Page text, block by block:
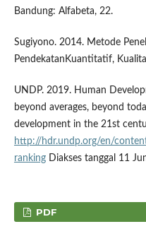
Bandung: Alfabeta, 22.
Sugiyono. 2014. Metode
PendekatanKuantitatif,
UNDP. 2019. Human
beyond averages, beyond
development in the 21st
http://hdr.undp.org/en/
rankingDiakses tanggal 11
PDF